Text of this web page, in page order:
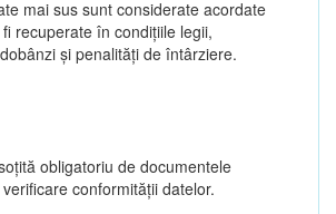
mai sus sunt considerate acordate
recuperate în condițiile legii,
și penalități de întârziere.
obligatoriu de documentele
conformității datelor.